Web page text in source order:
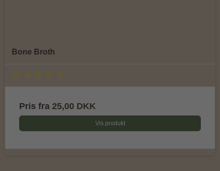
Bone Broth
Pris fra 25,00 DKK
Vis produkt